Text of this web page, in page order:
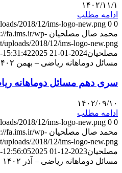
۱۴۰۲/۱۱/۱
ادامه مطلب
2018/12/ims-logo-new.png 0 0
محمد صال مصلحیان fa.ims.ir/wp-
uploads/2018/12/ims-logo-new.png
مصلحیان2024-01-21 15:31:42
2025-06-16 07:57:35
مسائل دوماهانه ریاضی – بهمن ۱۴۰۲
سری دهم مسائل دوماهانه ریاضی
۱۴۰۲/۰۹/۱۰
ادامه مطلب
2018/12/ims-logo-new.png 0 0
محمد صال مصلحیان fa.ims.ir/wp-
uploads/2018/12/ims-logo-new.png
مصلحیان2023-12-01 12:56:05
2025-06-16 07:57:35
مسائل دوماهانه ریاضی – آذر ۱۴۰۲